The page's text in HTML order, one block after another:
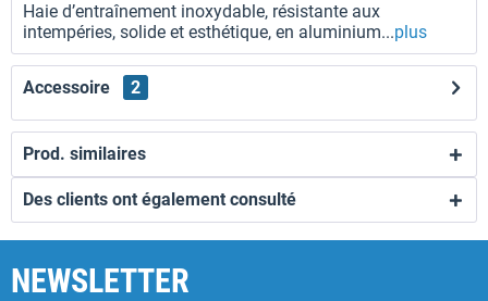
Haie d’entraînement inoxydable, résistante aux
intempéries, solide et esthétique, en aluminium...plus
Accessoire 2
Prod. similaires
Des clients ont également consulté
NEWSLETTER